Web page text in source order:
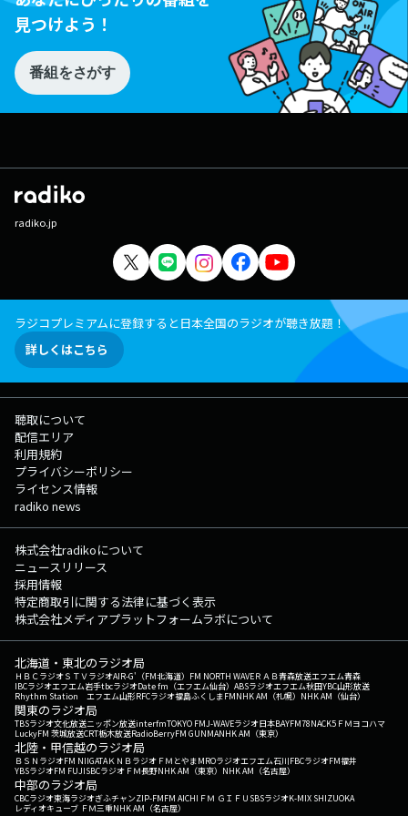
見つけよう！
番組をさがす
radiko.jp
ラジコプレミアムに登録すると日本全国のラジオが聴き放題！
詳しくはこちら
聴取について
配信エリア
利用規約
プライバシーポリシー
ライセンス情報
radiko news
株式会社radikoについて
ニュースリリース
採用情報
特定商取引に関する法律に基づく表示
株式会社メディアプラットフォームラボについて
北海道・東北のラジオ局
ＨＢＣラジオＳＴＶラジオAIR-G'（FM北海道） FM NORTH WAVEＲＡＢ青森放送エフエム青森
IBCラジオエフエム岩手tbcラジオDate fm（エフエム仙台） ABSラジオエフエム秋田YBC山形放送
Rhythm Station エフエム山形RFCラジオ福島ふくしまFMNHK AM（札幌） NHK AM（仙台）
関東のラジオ局
TBSラジオ文化放送ニッポン放送interfmTOKYO FMJ-WAVEラジオ日本BAYFM78NACK5 ＦＭヨコハマ
LuckyFM 茨城放送CRT栃木放送RadioBerryFM GUNMANHK AM（東京）
北陸・甲信越のラジオ局
ＢＳＮラジオFM NIIGATAＫＮＢラジオ ＦＭとやまMROラジオエフエム石川FBCラジオFM福井
YBSラジオFM FUJISBCラジオ ＦＭ長野NHK AM（東京） NHK AM（名古屋）
中部のラジオ局
CBCラジオ東海ラジオぎふチャンZIP-FMFM AICHI ＦＭ ＧＩＦＵ SBSラジオK-MIX SHIZUOKA
レディオキューブ ＦＭ三重NHK AM（名古屋）